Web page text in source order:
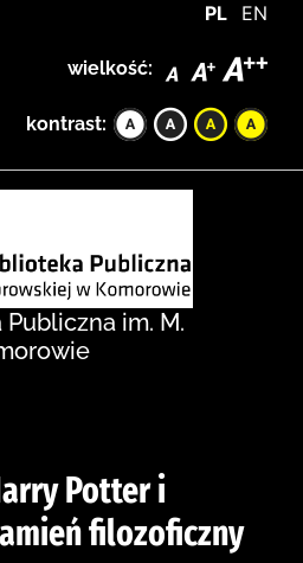
PL EN
wielkość:
kontrast:
im. M.
Potter i
filozoficzny